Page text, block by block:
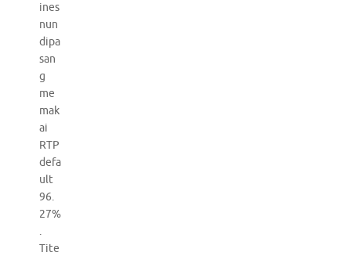
ines
nun
dipa
san
g
me
mak
ai
RTP
defa
ult
96.
27%
.
Tite